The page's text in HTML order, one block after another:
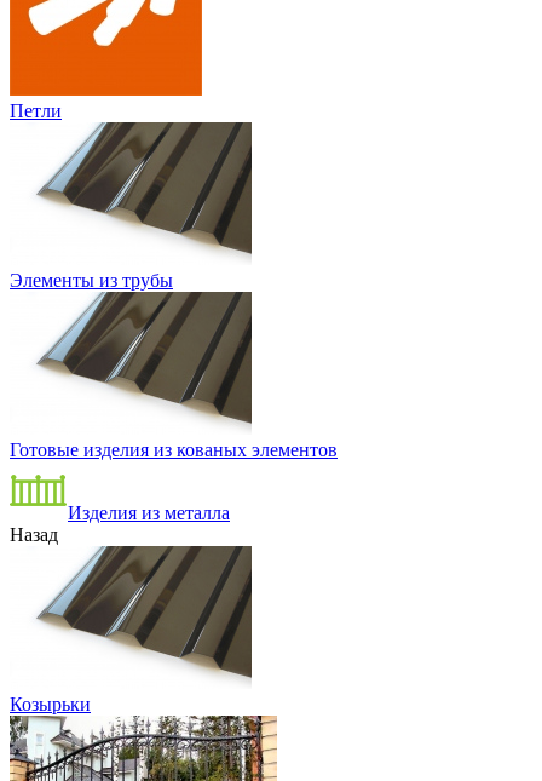
Петли
Элементы из трубы
Готовые изделия из кованых элементов
Изделия из металла
Назад
Козырьки